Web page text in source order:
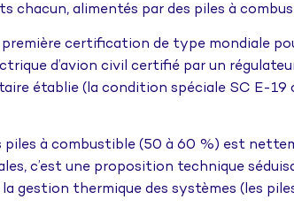
chacun, alimentés par des piles à
première certification de type mondiale
d’avion civil certifié par un
établie (la condition spéciale SC E-
à combustible (50 à 60 %) est
c’est une proposition technique
gestion thermique des systèmes (les